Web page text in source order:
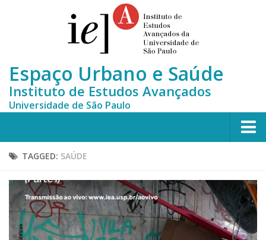
Espaço Urbano e Saúde
Instituto de Estudos Avançados
Universidade de São Paulo
Home
Team
MONITORA-CLUSTERS
TAGGED: SAÚDE